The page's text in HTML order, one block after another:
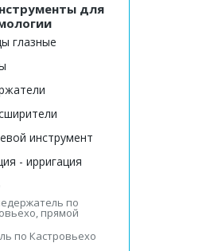
для
глазные
инструмент
- ирригация
по
прямой
по Кастровьехо